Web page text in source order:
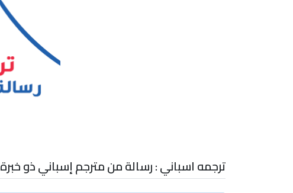
ترجمه اسباني : رسالة من مترجم إسباني ذو خبرة